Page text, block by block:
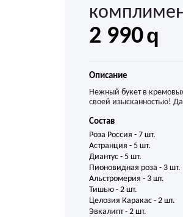
2 990
Описание
Нежный букет в
своей изысканностью!
Состав
Роза Россия - 7 шт.
Астранция - 5 шт.
Диантус - 5 шт.
Пионовидная роза - 3 шт.
Альстромерия - 3 шт.
Тишью - 2 шт.
Целозия Каракас - 2 шт.
Эвкалипт - 2 шт.